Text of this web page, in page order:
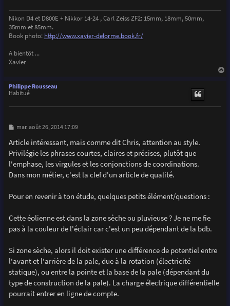
Nikon D4 et D800E + Nikkor 14-24 , Carl Zeiss ZF2: 15mm, 18mm, 50mm,
35mm et 85mm.
Book photo: http://www.xavier-delorme.book.fr/
A bientôt ...
Xavier
Philippe Rousseau
Habitué
M
s
s
a
e
mar. août 26, 2014 17:09
Article intéressant, mais comme dit Chris, attention au style.
Privilégie les phrases courtes, claires et précises, plutôt que
l'emphase, les virgules et les conjonctions de coordinations.
Dans mon métier, c'est la clef d'un article de qualité.
Pour en revenir à ton étude, quelques petits élément/questions :
Cette éolienne est dans la zone sèche ou pluvieuse ? Je ne me fie
pas à la couleur de l'éclair car c'est un peu dépendant de la bdb.
Si zone sèche, alors il doit exister une différence de potentiel entre
l'avant et l'arrière de la pale, due à la rotation (électricité
statique), ou entre la pointe et la base de la pale (dépendant du
type de construction de la pale). La charge électrique différentielle
pourrait entrer en ligne de compte.